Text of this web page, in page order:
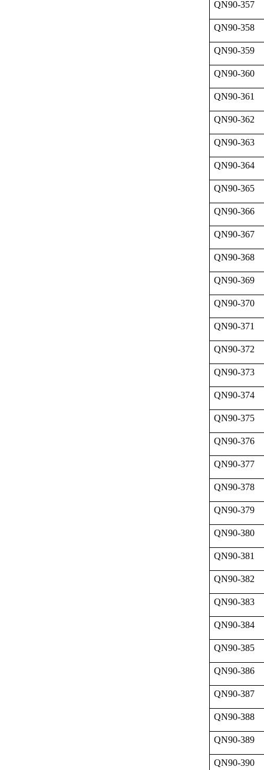
QN90-357
QN90-358
QN90-359
QN90-360
QN90-361
QN90-362
QN90-363
QN90-364
QN90-365
QN90-366
QN90-367
QN90-368
QN90-369
QN90-370
QN90-371
QN90-372
QN90-373
QN90-374
QN90-375
QN90-376
QN90-377
QN90-378
QN90-379
QN90-380
QN90-381
QN90-382
QN90-383
QN90-384
QN90-385
QN90-386
QN90-387
QN90-388
QN90-389
QN90-390